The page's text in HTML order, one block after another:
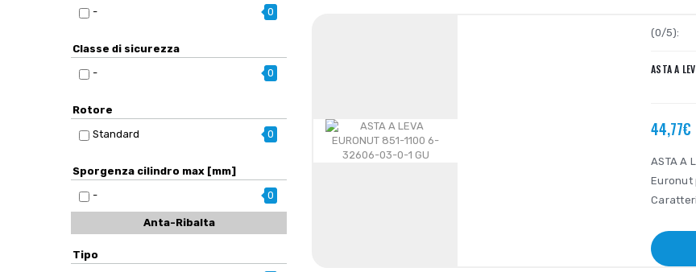
-
0
Classe di sicurezza
-
0
Rotore
Standard
0
Sporgenza cilindro max [mm]
-
0
Anta-Ribalta
Tipo
(0/5):
ASTA A
44,77€
ASTA A
Euronut